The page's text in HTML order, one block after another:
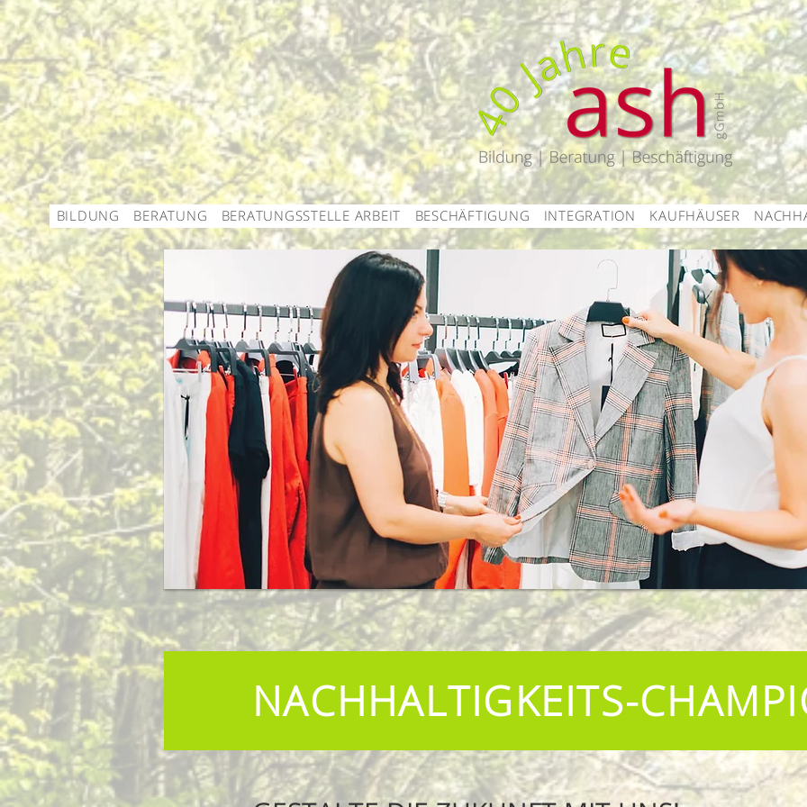
BILDUNG BERATUNG BERATUNGSSTELLE ARBEIT BESCHÄFTIGUNG INTEGRATION KAUFHÄUSER
NACHHALTIGKEITS-